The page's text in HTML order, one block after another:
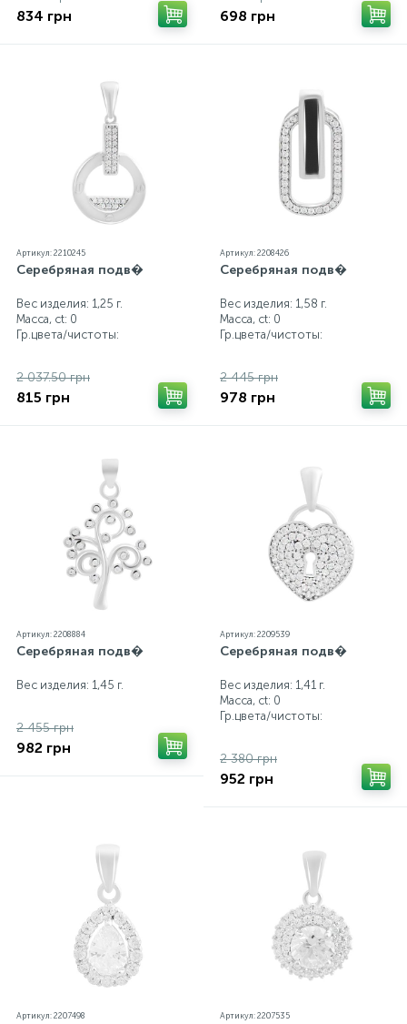
834 грн 698 грн
Артикул: 2210245
Серебряная подв�
Вес изделия: 1,25 г.
Масса, ct: 0
Гр.цвета/чистоты:
2 037.50 грн
815 грн
Артикул: 2208426
Серебряная подв�
Вес изделия: 1,58 г.
Масса, ct: 0
Гр.цвета/чистоты:
2 445 грн
978 грн
Артикул: 2208884
Серебряная подв�
Вес изделия: 1,45 г.
2 455 грн
982 грн
Артикул: 2209539
Серебряная подв�
Вес изделия: 1,41 г.
Масса, ct: 0
Гр.цвета/чистоты:
2 380 грн
952 грн
Артикул: 2207498 Артикул: 2207535